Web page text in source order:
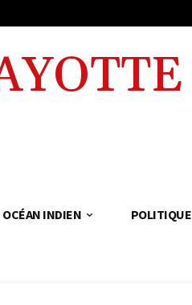
OCÉAN INDIEN POLITIQUE